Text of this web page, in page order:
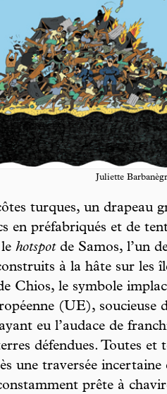
Juliette
turques, un drapeau
en préfabriqués et de
hotspotde Samos, l’un
à la hâte sur les
Chios, le symbole
(UE), soucieuse
eu l’audace de
défendues. Toutes et
une traversée incertaine
prête à